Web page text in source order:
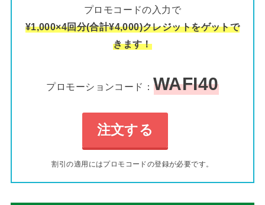
プロモコードの入力で
¥1,000×4回分(合計¥4,000)クレジットをゲットで
きます！
プロモーションコード： WAFI40
注文する
割引の適用にはプロモコードの登録が必要です。